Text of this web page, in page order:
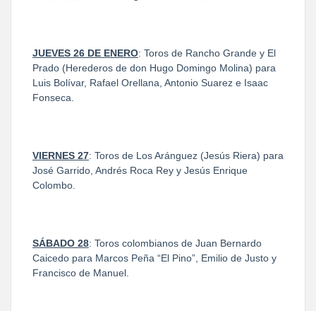
JUEVES 26 DE ENERO: Toros de Rancho Grande y El
Prado (Herederos de don Hugo Domingo Molina) para
Luis Bolívar, Rafael Orellana, Antonio Suarez e Isaac
Fonseca.
VIERNES 27: Toros de Los Aránguez (Jesús Riera) para
José Garrido, Andrés Roca Rey y Jesús Enrique
Colombo.
SÁBADO 28: Toros colombianos de Juan Bernardo
Caicedo para Marcos Peña “El Pino”, Emilio de Justo y
Francisco de Manuel.